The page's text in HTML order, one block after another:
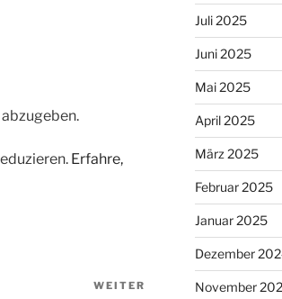
Erfahre,
Nächster
WEITER
Juli 2025
Juni 2025
Mai 2025
April 2025
März 2025
Februar 2025
Januar 2025
Dezember
November